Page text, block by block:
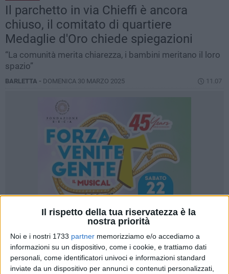
Il rispetto della tua riservatezza è la
nostra priorità
Noi e i nostri 1733 partner memorizziamo e/o accediamo a
informazioni su un dispositivo, come i cookie, e trattiamo dati
personali, come identificatori univoci e informazioni standard
inviate da un dispositivo per annunci e contenuti personalizzati,
Il parchetto in via Chieffi è ancora
chiuso, il comitato di quartiere
Medaglie d'Oro chiede spiegazioni
“La comunità merita chiarezza, i bambini meritano il loro
spazio”
BARLETTA - DOMENICA 30 MARZO 2025 11.07
36
A cura di
ALESSIA FILOGRASSO